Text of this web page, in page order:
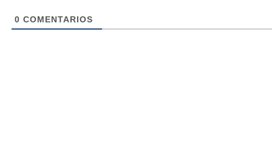
0 COMENTARIOS